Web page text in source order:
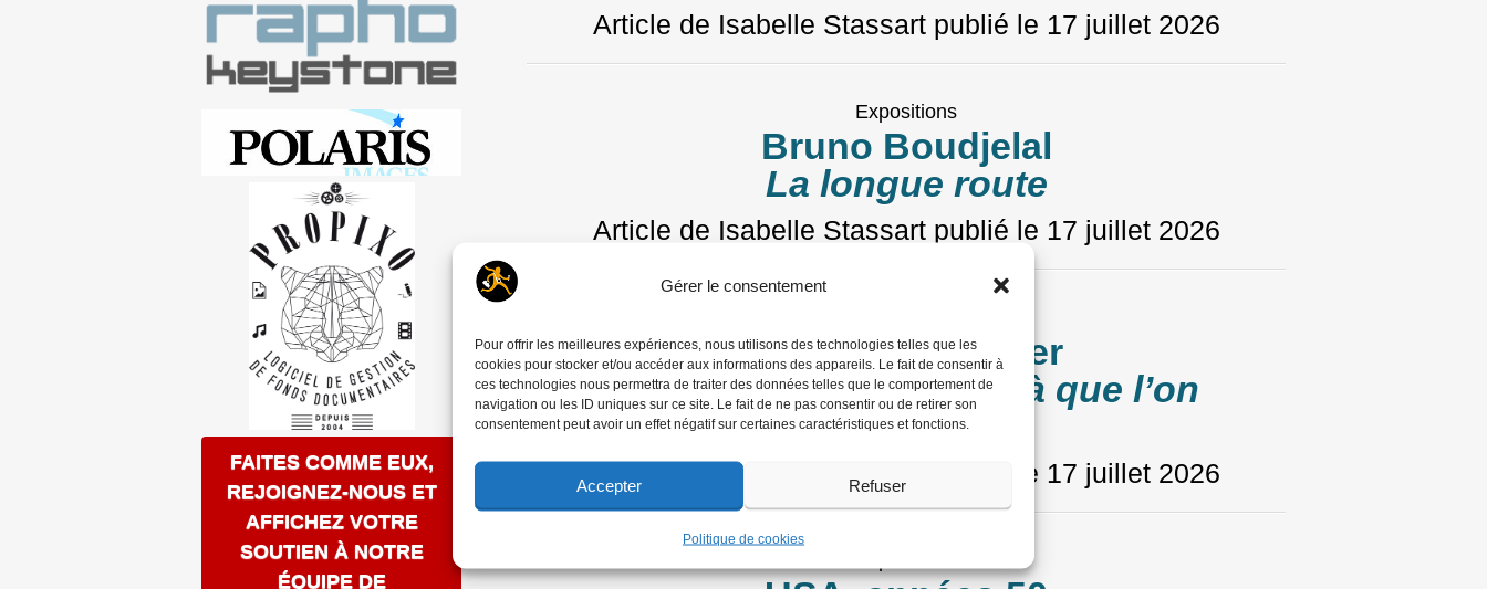
Gérer le consentement
Pour offrir les meilleures expériences, nous utilisons des technologies telles que les
cookies pour stocker et/ou accéder aux informations des appareils. Le fait de consentir à
ces technologies nous permettra de traiter des données telles que le comportement de
navigation ou les ID uniques sur ce site. Le fait de ne pas consentir ou de retirer son
consentement peut avoir un effet négatif sur certaines caractéristiques et fonctions.
Accepter Refuser
Politique de cookies
Article de Isabelle Stassartpublié le 17 juillet 2026
Expositions
Bruno Boudjelal
La longue route
Article de Isabelle Stassartpublié le 17 juillet 2026
Anne-Lise Broyer
« Méditerranée, est ce là que l’on
habitait? »
Article de Isabelle Stassart publié le 17 juillet 2026
FAITES COMME EUX,
REJOIGNEZ-NOUS ET
AFFICHEZ VOTRE
SOUTIEN À NOTRE
ÉQUIPE DE